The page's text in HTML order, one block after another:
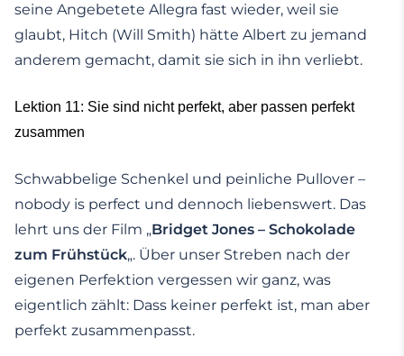
seine Angebetete Allegra fast wieder, weil sie
glaubt, Hitch (Will Smith) hätte Albert zu jemand
anderem gemacht, damit sie sich in ihn verliebt.
Lektion 11: Sie sind nicht perfekt, aber passen perfekt
zusammen
Schwabbelige Schenkel und peinliche Pullover –
nobody is perfect und dennoch liebenswert. Das
lehrt uns der Film „Bridget Jones – Schokolade
zum Frühstück„. Über unser Streben nach der
eigenen Perfektion vergessen wir ganz, was
eigentlich zählt: Dass keiner perfekt ist, man aber
perfekt zusammenpasst.